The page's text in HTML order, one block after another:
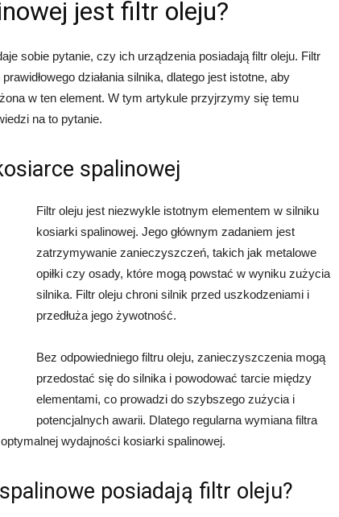
jest filtr oleju?
sobie pytanie, czy ich urządzenia posiadają filtr oleju. Filtr
działania silnika, dlatego jest istotne, aby
w ten element. W tym artykule przyjrzymy się temu
na to pytanie.
spalinowej
Filtr oleju jest niezwykle istotnym elementem w silniku
kosiarki spalinowej. Jego głównym zadaniem jest
zatrzymywanie zanieczyszczeń, takich jak metalowe
opiłki czy osady, które mogą powstać w wyniku zużycia
silnika. Filtr oleju chroni silnik przed uszkodzeniami i
przedłuża jego żywotność.
Bez odpowiedniego filtru oleju, zanieczyszczenia mogą
przedostać się do silnika i powodować tarcie między
elementami, co prowadzi do szybszego zużycia i
potencjalnych awarii. Dlatego regularna wymiana filtra
wydajności kosiarki spalinowej.
posiadają filtr oleju?